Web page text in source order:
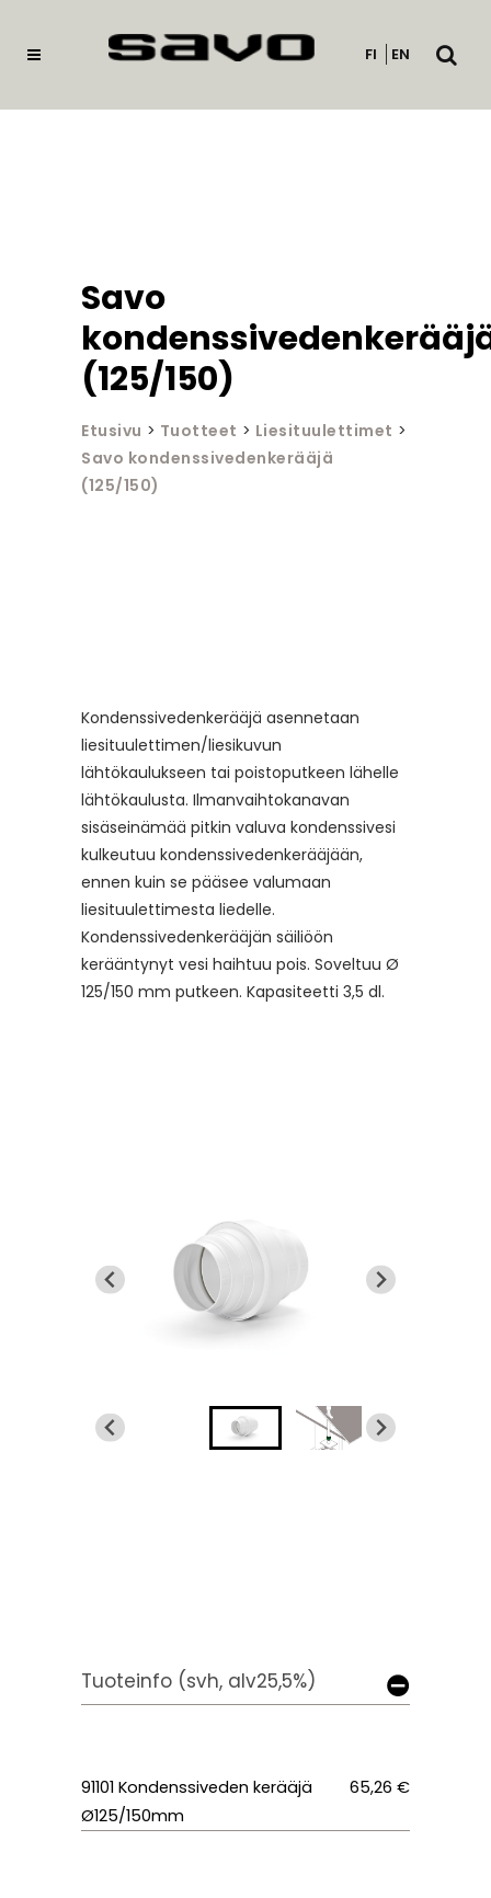
FI EN
Avaa
Savo
(125/150)
Etusivu > Tuotteet > Liesituulettimet >
Savo kondenssivedenkerääjä
(125/150)
Kondenssivedenkerääjä asennetaan
liesituulettimen/liesikuvun
lähtökaulukseen tai poistoputkeen lähelle
lähtökaulusta. Ilmanvaihtokanavan
sisäseinämää pitkin valuva kondenssivesi
kulkeutuu kondenssivedenkerääjään,
ennen kuin se pääsee valumaan
liesituulettimesta liedelle.
Kondenssivedenkerääjän säiliöön
kerääntynyt vesi haihtuu pois. Soveltuu Ø
125/150 mm putkeen. Kapasiteetti 3,5 dl.
Tuoteinfo (svh, alv25,5%)
91101 Kondenssiveden kerääjä
Ø125/150mm
65,26 €